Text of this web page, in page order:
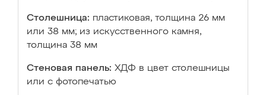
Столешница: пластиковая, толщина 26 мм
или 38 мм; из искусственного камня,
толщина 38 мм
Стеновая панель: ХДФ в цвет столешницы
или с фотопечатью